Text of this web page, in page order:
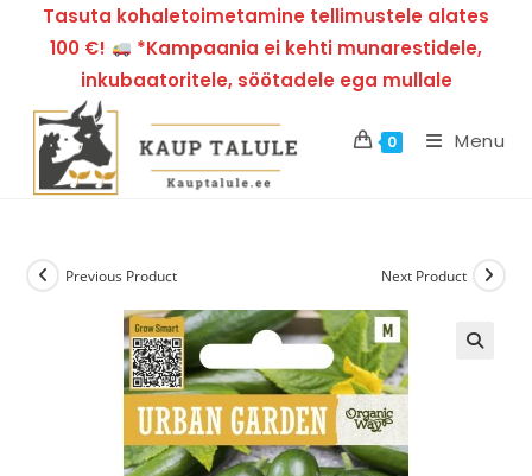
Tasuta kohaletoimetamine tellimustele alates
100 €!
*Kampaania ei kehti munarestidele,
inkubaatoritele, söötadele ega mullale
0 Menu
Previous Product Next Product